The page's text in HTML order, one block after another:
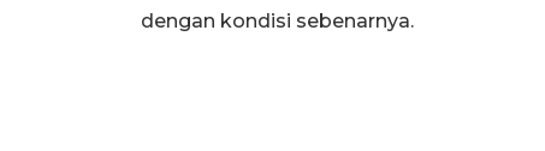
dengan kondisi sebenarnya.